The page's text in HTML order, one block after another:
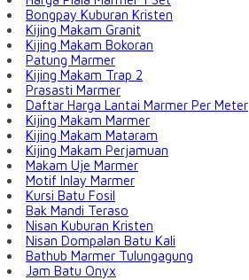
Bongpay Kuburan Kristen
Kijing Makam Granit
Kijing Makam Bokoran
Patung Marmer
Kijing Makam Trap 2
Prasasti Marmer
Daftar Harga Lantai Marmer Per Meter
Kijing Makam Marmer
Kijing Makam Mataram
Kijing Makam Perjamuan
Makam Uje Marmer
Motif Inlay Marmer
Kursi Batu Fosil
Bak Mandi Teraso
Nisan Kuburan Kristen
Nisan Dompalan Batu Kali
Bathub Marmer Tulungagung
Jam Batu Onyx